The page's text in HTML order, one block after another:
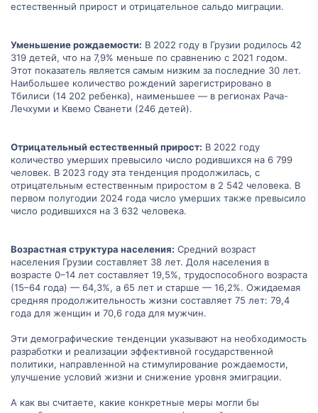
естественный прирост и отрицательное сальдо миграции.
Уменьшение рождаемости: В 2022 году в Грузии родилось 42
319 детей, что на 7,9% меньше по сравнению с 2021 годом.
Этот показатель является самым низким за последние 30 лет.
Наибольшее количество рождений зарегистрировано в
Тбилиси (14 202 ребенка), наименьшее — в регионах Рача-
Лечхуми и Квемо Сванети (246 детей).
Отрицательный естественный прирост: В 2022 году
количество умерших превысило число родившихся на 6 799
человек. В 2023 году эта тенденция продолжилась, с
отрицательным естественным приростом в 2 542 человека. В
первом полугодии 2024 года число умерших также превысило
число родившихся на 3 632 человека.
Возрастная структура населения: Средний возраст
населения Грузии составляет 38 лет. Доля населения в
возрасте 0–14 лет составляет 19,5%, трудоспособного возраста
(15–64 года) — 64,3%, а 65 лет и старше — 16,2%. Ожидаемая
средняя продолжительность жизни составляет 75 лет: 79,4
года для женщин и 70,6 года для мужчин.
Эти демографические тенденции указывают на необходимость
разработки и реализации эффективной государственной
политики, направленной на стимулирование рождаемости,
улучшение условий жизни и снижение уровня эмиграции.
А как вы считаете, какие конкретные меры могли бы